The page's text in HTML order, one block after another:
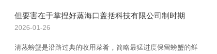
但要害在于掌捏好蒸海口盖括科技有限公司制时期
2026-01-26
清蒸螃蟹是沿路过典的收用菜肴，简略最猛进度保留螃蟹的鲜